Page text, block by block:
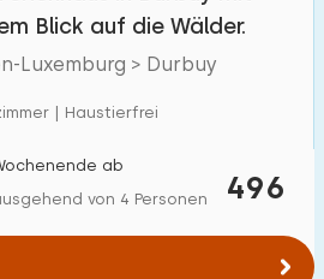
Blick auf die Wälder.
Luxemburg > Durbuy
| Haustierfrei
496
ab
von 4 Personen